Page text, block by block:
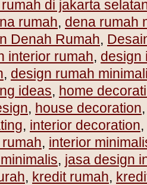
di jakarta
rumah, dena rumah
Denah Rumah,
interior rumah, design
, design rumah
ideas, home
, house decoration
, interior decoration,
, interior
, jasa design
, kredit rumah,